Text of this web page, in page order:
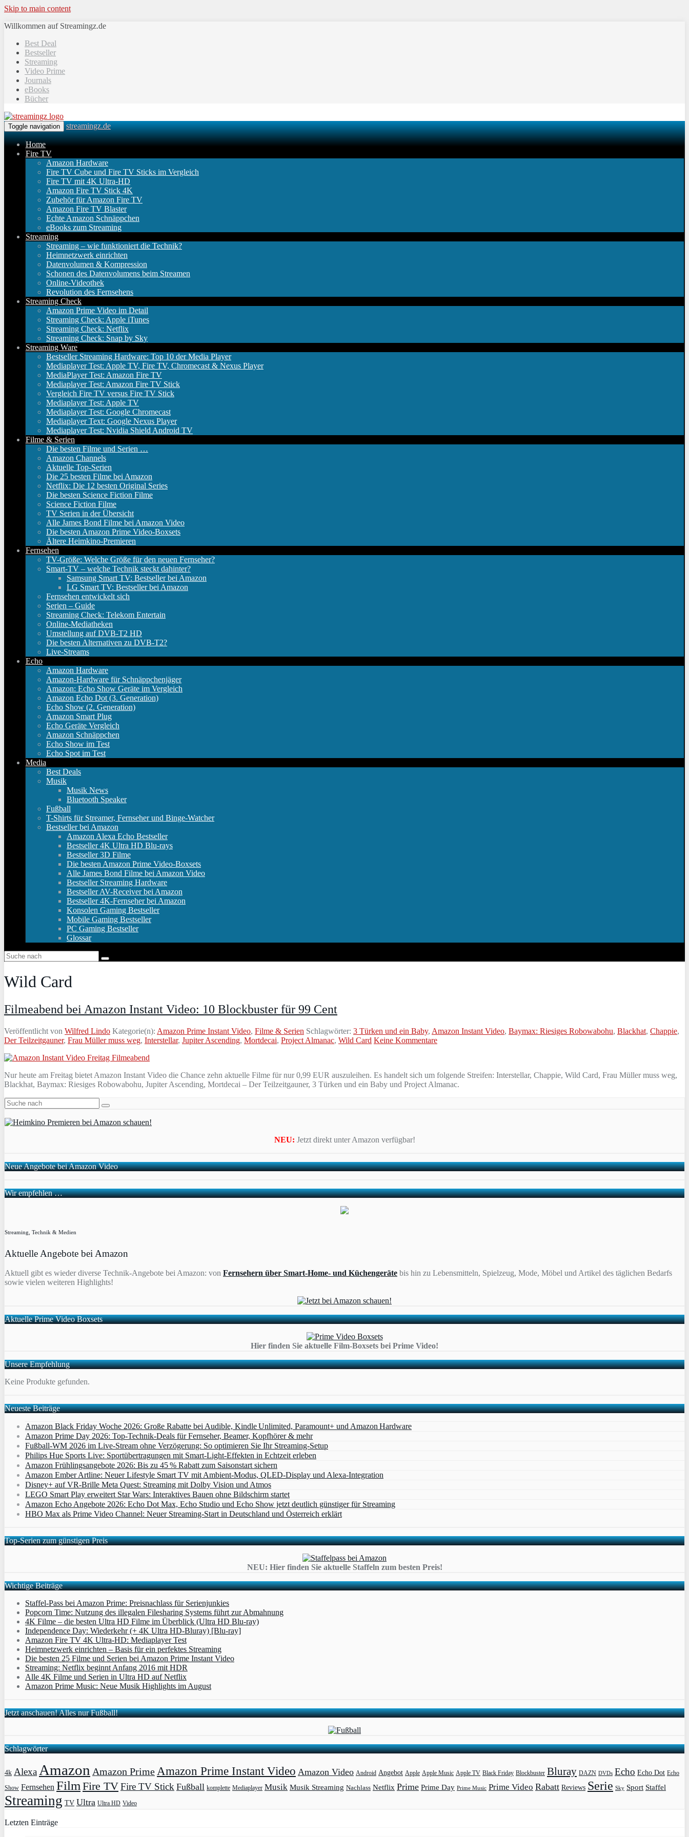
Skip to main content
Willkommen auf Streamingz.de
Best Deal
Bestseller
Streaming
Video Prime
Journals
eBooks
Bücher
Toggle navigation streamingz.de
Home
Fire TV
Amazon Hardware
Fire TV Cube und Fire TV Sticks im Vergleich
Fire TV mit 4K Ultra-HD
Amazon Fire TV Stick 4K
Zubehör für Amazon Fire TV
Amazon Fire TV Blaster
Echte Amazon Schnäppchen
eBooks zum Streaming
Streaming
Streaming – wie funktioniert die Technik?
Heimnetzwerk einrichten
Datenvolumen & Kompression
Schonen des Datenvolumens beim Streamen
Online-Videothek
Revolution des Fernsehens
Streaming Check
Amazon Prime Video im Detail
Streaming Check: Apple iTunes
Streaming Check: Netflix
Streaming Check: Snap by Sky
Streaming Ware
Bestseller Streaming Hardware: Top 10 der Media Player
Mediaplayer Test: Apple TV, Fire TV, Chromecast & Nexus Player
MediaPlayer Test: Amazon Fire TV
Mediaplayer Test: Amazon Fire TV Stick
Vergleich Fire TV versus Fire TV Stick
Mediaplayer Test: Apple TV
Mediaplayer Test: Google Chromecast
Mediaplayer Text: Google Nexus Player
Mediaplayer Test: Nvidia Shield Android TV
Filme & Serien
Die besten Filme und Serien …
Amazon Channels
Aktuelle Top-Serien
Die 25 besten Filme bei Amazon
Netflix: Die 12 besten Original Series
Die besten Science Fiction Filme
Science Fiction Filme
TV Serien in der Übersicht
Alle James Bond Filme bei Amazon Video
Die besten Amazon Prime Video-Boxsets
Ältere Heimkino-Premieren
Fernsehen
TV-Größe: Welche Größe für den neuen Fernseher?
Smart-TV – welche Technik steckt dahinter?
Samsung Smart TV: Bestseller bei Amazon
LG Smart TV: Bestseller bei Amazon
Fernsehen entwickelt sich
Serien – Guide
Streaming Check: Telekom Entertain
Online-Mediatheken
Umstellung auf DVB-T2 HD
Die besten Alternativen zu DVB-T2?
Live-Streams
Echo
Amazon Hardware
Amazon-Hardware für Schnäppchenjäger
Amazon: Echo Show Geräte im Vergleich
Amazon Echo Dot (3. Generation)
Echo Show (2. Generation)
Amazon Smart Plug
Echo Geräte Vergleich
Amazon Schnäppchen
Echo Show im Test
Echo Spot im Test
Media
Best Deals
Musik
Musik News
Bluetooth Speaker
Fußball
T-Shirts für Streamer, Fernseher und Binge-Watcher
Bestseller bei Amazon
Amazon Alexa Echo Bestseller
Bestseller 4K Ultra HD Blu-rays
Bestseller 3D Filme
Die besten Amazon Prime Video-Boxsets
Alle James Bond Filme bei Amazon Video
Bestseller Streaming Hardware
Bestseller AV-Receiver bei Amazon
Bestseller 4K-Fernseher bei Amazon
Konsolen Gaming Bestseller
Mobile Gaming Bestseller
PC Gaming Bestseller
Glossar
Wild Card
Filmeabend bei Amazon Instant Video: 10 Blockbuster für 99 Cent
Veröffentlicht von Wilfred Lindo Kategorie(n): Amazon Prime Instant Video, Filme & Serien Schlagwörter: 3 Türken und ein Baby, Amazon Instant Video, Baymax: Riesiges Robowabohu, Blackhat, Chappie,
Der Teilzeitgauner, Frau Müller muss weg, Interstellar, Jupiter Ascending, Mortdecai, Project Almanac, Wild Card Keine Kommentare
Nur heute am Freitag bietet Amazon Instant Video die Chance zehn aktuelle Filme für nur 0,99 EUR auszuleihen. Es handelt sich um folgende Streifen: Interstellar, Chappie, Wild Card, Frau Müller muss weg,
Blackhat, Baymax: Riesiges Robowabohu, Jupiter Ascending, Mortdecai – Der Teilzeitgauner, 3 Türken und ein Baby und Project Almanac.
NEU: Jetzt direkt unter Amazon verfügbar!
Neue Angebote bei Amazon Video
Wir empfehlen …
Streaming, Technik & Medien
Aktuelle Angebote bei Amazon
Aktuell gibt es wieder diverse Technik-Angebote bei Amazon: von Fernsehern über Smart-Home- und Küchengeräte bis hin zu Lebensmitteln, Spielzeug, Mode, Möbel und Artikel des täglichen Bedarfs
sowie vielen weiteren Highlights!
Aktuelle Prime Video Boxsets
Hier finden Sie aktuelle Film-Boxsets bei Prime Video!
Unsere Empfehlung
Keine Produkte gefunden.
Neueste Beiträge
Amazon Black Friday Woche 2026: Große Rabatte bei Audible, Kindle Unlimited, Paramount+ und Amazon Hardware
Amazon Prime Day 2026: Top-Technik-Deals für Fernseher, Beamer, Kopfhörer & mehr
Fußball-WM 2026 im Live-Stream ohne Verzögerung: So optimieren Sie Ihr Streaming-Setup
Philips Hue Sports Live: Sportübertragungen mit Smart‑Light‑Effekten in Echtzeit erleben
Amazon Frühlingsangebote 2026: Bis zu 45 % Rabatt zum Saisonstart sichern
Amazon Ember Artline: Neuer Lifestyle Smart TV mit Ambient‑Modus, QLED‑Display und Alexa‑Integration
Disney+ auf VR-Brille Meta Quest: Streaming mit Dolby Vision und Atmos
LEGO Smart Play erweitert Star Wars: Interaktives Bauen ohne Bildschirm startet
Amazon Echo Angebote 2026: Echo Dot Max, Echo Studio und Echo Show jetzt deutlich günstiger für Streaming
HBO Max als Prime Video Channel: Neuer Streaming‑Start in Deutschland und Österreich erklärt
Top-Serien zum günstigen Preis
NEU: Hier finden Sie aktuelle Staffeln zum besten Preis!
Wichtige Beiträge
Staffel-Pass bei Amazon Prime: Preisnachlass für Serienjunkies
Popcorn Time: Nutzung des illegalen Filesharing Systems führt zur Abmahnung
4K Filme – die besten Ultra HD Filme im Überblick (Ultra HD Blu-ray)
Independence Day: Wiederkehr (+ 4K Ultra HD-Bluray) [Blu-ray]
Amazon Fire TV 4K Ultra-HD: Mediaplayer Test
Heimnetzwerk einrichten – Basis für ein perfektes Streaming
Die besten 25 Filme und Serien bei Amazon Prime Instant Video
Streaming: Netflix beginnt Anfang 2016 mit HDR
Alle 4K Filme und Serien in Ultra HD auf Netflix
Amazon Prime Music: Neue Musik Highlights im August
Jetzt anschauen! Alles nur Fußball!
Schlagwörter
4k AlexaAmazon Amazon PrimeAmazon Prime Instant Video Amazon Video Android Angebot Apple Apple Music Apple TV Black Friday Blockbuster Bluray DAZN DVDs Echo Echo Dot Echo
Show Fernsehen FilmFire TVFire TV Stick Fußball komplette Mediaplayer Musik Musik Streaming Nachlass Netflix Prime Prime Day Prime Music Prime Video Rabatt Reviews Serie Sky Sport Staffel
Streaming TV Ultra Ultra HD Video
Letzten Einträge